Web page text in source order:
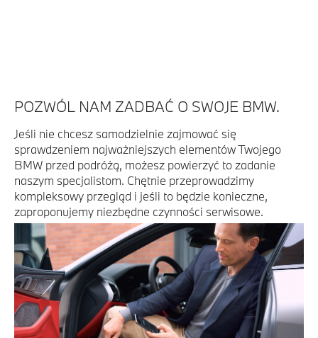
POZWÓL NAM ZADBAĆ O SWOJE BMW.
Jeśli nie chcesz samodzielnie zajmować się
sprawdzeniem najważniejszych elementów Twojego
BMW przed podróżą, możesz powierzyć to zadanie
naszym specjalistom. Chętnie przeprowadzimy
kompleksowy przegląd i jeśli to będzie konieczne,
zaproponujemy niezbędne czynności serwisowe.